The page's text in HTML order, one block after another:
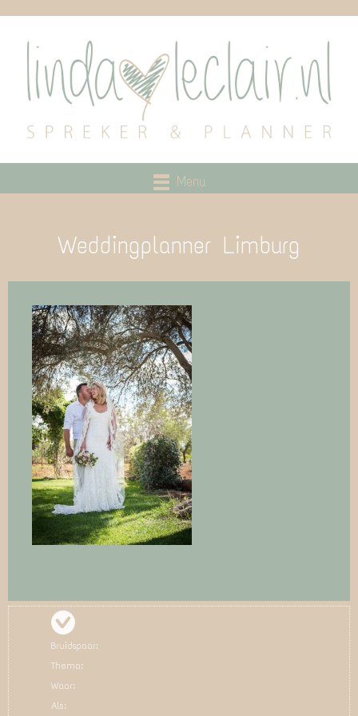
Menu
Weddingplanner Limburg
Bruidspaar:
Thema:
Waar:
Als: